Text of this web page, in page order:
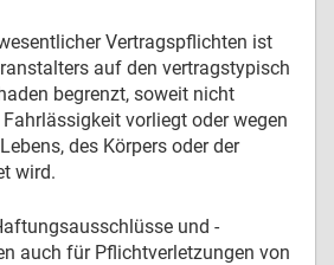
Vertragspflichten ist
auf den vertragstypisch
begrenzt, soweit nicht
vorliegt oder wegen
des Körpers oder der
wird.
und -
auch für Pflichtverletzungen von